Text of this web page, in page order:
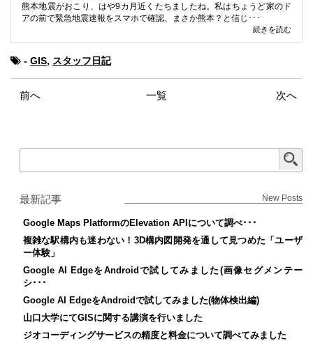
熊本地震がおこり、はや9カ月近くたちましたね。私はちょうど家のド
アの前で緊急地震速報をスマホで確認、まさか熊本？と信じ･･･
続きを読む
- GIS, スタッフ日記
前へ 一覧 次へ
最新記事 New Posts
Google Maps PlatformのElevation APIについて調べ･･･
複雑な駅構内も迷わない！3D構内図開発を通して見つめた「ユーザ
ー体験」
Google AI EdgeをAndroidで試してみました(画像セグメンテー
シ･･･
Google AI EdgeをAndroidで試してみました(物体検出編)
山口大学にてGISに関する講演を行いました
ジオコーディングサービスの精度と料金について調べてみました